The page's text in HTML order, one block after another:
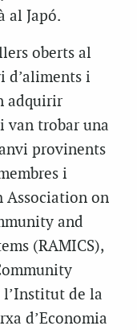
al Japó.
oberts al
d’aliments i
adquirir
van trobar una
provinents
i
Association on
and
(RAMICS),
l’Institut de la
d’Economia